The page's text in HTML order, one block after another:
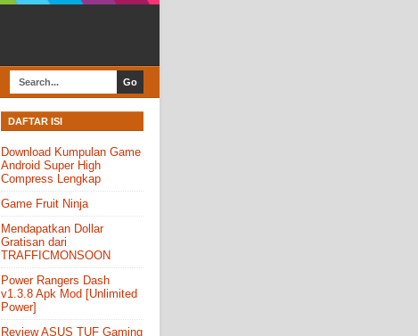
DAFTAR ISI
Download Kumpulan Game
Android Super High
Compress Lengkap
Game Fruit Ninja
Mendapatkan Dollar
Gratisan dari
TRAFFICMONSOON
Power Rangers Dash
v1.3.8 Apk Mod [Unlimited
Power]
Review ASUS TUF Gaming